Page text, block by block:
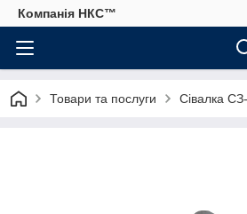
Компанія НКС™
Товари та послуги Сівалка